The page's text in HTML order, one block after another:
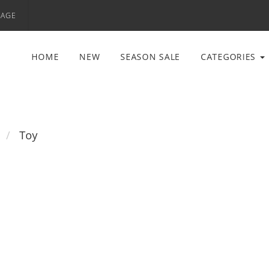
HOME NEW SEASON SALE CATEGORIES
Toy